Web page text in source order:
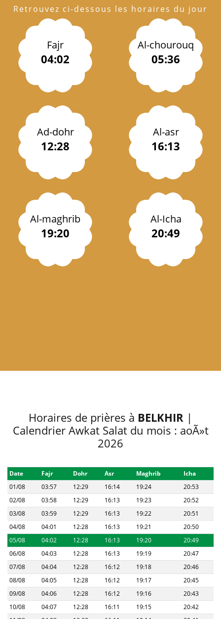
Retrouvez ci-dessous les horaires du jour
Fajr
04:02
Al-chourouq
05:36
Ad-dohr
12:28
Al-asr
16:13
Al-maghrib
19:20
Al-Icha
20:49
Horaires de prières à BELKHIR |
Calendrier Awkat Salat du mois : aoÃ»t
2026
Date Fajr Dohr Asr Maghrib
Icha
01/08
03:57 12:29 16:14 19:24
20:53
02/08
03:58 12:29 16:13 19:23
20:52
03/08
03:59 12:29 16:13 19:22
20:51
04/08
04:01 12:28 16:13 19:21
20:50
05/08
04:02 12:28 16:13 19:20
20:49
06/08
04:03 12:28 16:13 19:19
20:47
07/08
04:04 12:28 16:12 19:18
20:46
08/08
04:05 12:28 16:12 19:17
20:45
09/08
04:06 12:28 16:12 19:16
20:43
10/08
04:07 12:28 16:11 19:15
20:42